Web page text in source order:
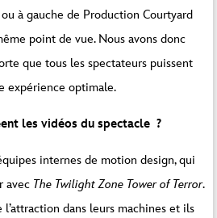
à gauche de Production Courtyard
point de vue. Nous avons donc
que tous les spectateurs puissent
expérience optimale.
les vidéos du spectacle ?
internes de motion design, qui
avec The Twilight Zone Tower of Terror.
dans leurs machines et ils